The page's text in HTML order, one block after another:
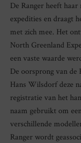
De Ranger heeft
expedities en draagt
met zich mee. Het
North Greenland
een vaste waarde
De oorsprong van de
Hans Wilsdorf deze
registratie van het
naam gebruikt om
verschillende
Ranger wordt